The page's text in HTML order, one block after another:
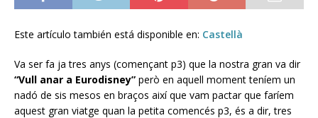
Este artículo también está disponible en: Castellà
Va ser fa ja tres anys (començant p3) que la nostra gran va dir
“Vull anar a Eurodisney” però en aquell moment teníem un
nadó de sis mesos en braços així que vam pactar que faríem
aquest gran viatge quan la petita comencés p3, és a dir, tres